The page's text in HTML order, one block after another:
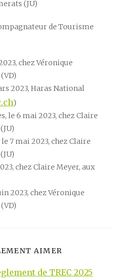
(JU)
de Tourisme
chez Véronique
2023, Haras National
)
le 6 mai 2023, chez Claire
7 mai 2023, chez Claire
chez Claire Meyer, aux
2023, chez Véronique
AIMER
de TREC 2025